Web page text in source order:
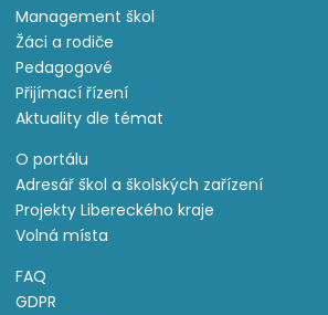
Management škol
Žáci a rodiče
Pedagogové
Přijímací řízení
Aktuality dle témat
O portálu
Adresář škol a školských zařízení
Projekty Libereckého kraje
Volná místa
FAQ
GDPR